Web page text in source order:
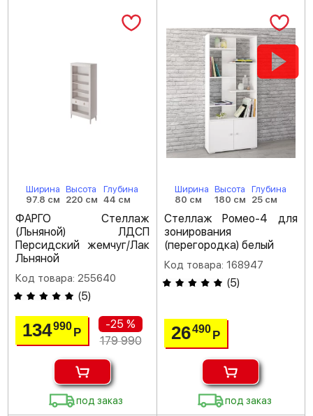
Ширина
97.8 см
Высота
220 см
Глубина
44 см
ФАРГО Стеллаж
(Льняной) ЛДСП
Персидский жемчуг/Лак
Льняной
Код товара: 255640
(5)
134990Р
-25 %
179 990
под заказ
Ширина
80 см
Высота
180 см
Глубина
25 см
Стеллаж Ромео-4 для
зонирования
(перегородка) белый
Код товара: 168947
(5)
26490 Р
под заказ